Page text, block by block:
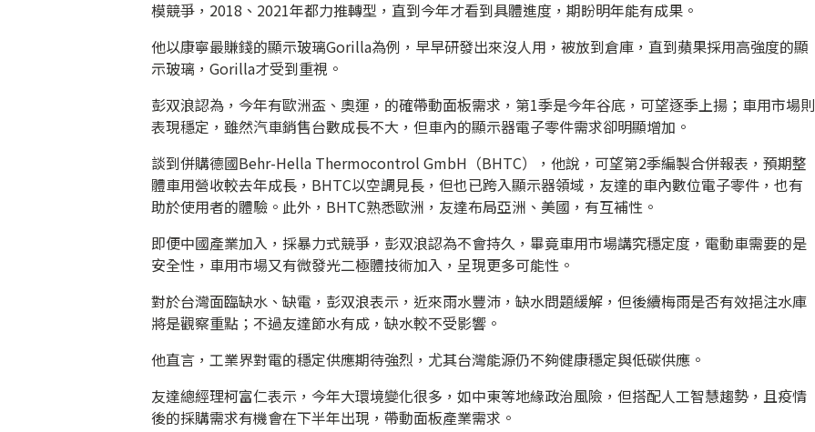
模競爭，2018、2021年都力推轉型，直到今年才看到具體進度，期盼明年能有成果。
他以康寧最賺錢的顯示玻璃Gorilla為例，早早研發出來沒人用，被放到倉庫，直到蘋果採用高強度的顯
示玻璃，Gorilla才受到重視。
彭双浪認為，今年有歐洲盃、奧運，的確帶動面板需求，第1季是今年谷底，可望逐季上揚；車用市場則
表現穩定，雖然汽車銷售台數成長不大，但車內的顯示器電子零件需求卻明顯增加。
談到併購德國Behr-Hella Thermocontrol GmbH（BHTC），他說，可望第2季編製合併報表，預期整
體車用營收較去年成長，BHTC以空調見長，但也已跨入顯示器領域，友達的車內數位電子零件，也有
助於使用者的體驗。此外，BHTC熟悉歐洲，友達布局亞洲、美國，有互補性。
即便中國產業加入，採暴力式競爭，彭双浪認為不會持久，畢竟車用市場講究穩定度，電動車需要的是
安全性，車用市場又有微發光二極體技術加入，呈現更多可能性。
對於台灣面臨缺水、缺電，彭双浪表示，近來雨水豐沛，缺水問題緩解，但後續梅雨是否有效挹注水庫
將是觀察重點；不過友達節水有成，缺水較不受影響。
他直言，工業界對電的穩定供應期待強烈，尤其台灣能源仍不夠健康穩定與低碳供應。
友達總經理柯富仁表示，今年大環境變化很多，如中東等地緣政治風險，但搭配人工智慧趨勢，且疫情
後的採購需求有機會在下半年出現，帶動面板產業需求。